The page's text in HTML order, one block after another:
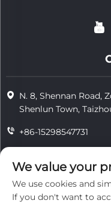
N. 8, Shennan Road,
Shenlun Town,
+86-15298547731
[email protected]
We value your
We use cookies and
If you don't want to